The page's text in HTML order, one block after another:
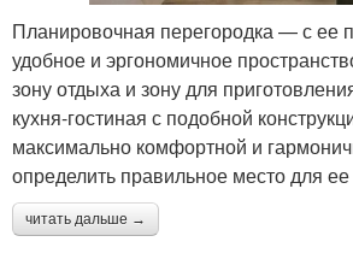
Планировочная перегородка — с ее
удобное и эргономичное
зону отдыха и зону для
кухня-гостиная с подобной
максимально комфортной и
определить правильное место для ее
читать дальше →